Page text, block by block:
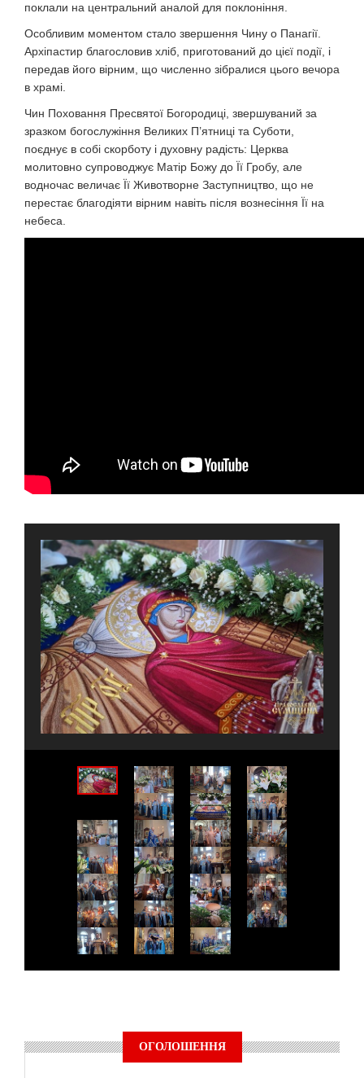
поклали на центральний аналой для поклоніння.
Особливим моментом стало звершення Чину о Панагії.
Архіпастир благословив хліб, приготований до цієї події, і
передав його вірним, що численно зібралися цього вечора
в храмі.
Чин Поховання Пресвятої Богородиці, звершуваний за
зразком богослужіння Великих П’ятниці та Суботи,
поєднує в собі скорботу і духовну радість: Церква
молитовно супроводжує Матір Божу до Її Гробу, але
водночас величає Її Животворне Заступництво, що не
перестає благодіяти вірним навіть після вознесіння Її на
небеса.
ОГОЛОШЕННЯ